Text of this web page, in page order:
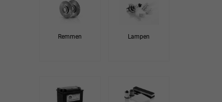
Remmen Lampen